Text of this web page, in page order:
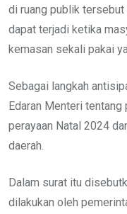
di ruang publik
dapat terjadi ketika
kemasan sekali pakai
Sebagai langkah
Edaran Menteri
perayaan Natal 2024
daerah.
Dalam surat itu
dilakukan oleh